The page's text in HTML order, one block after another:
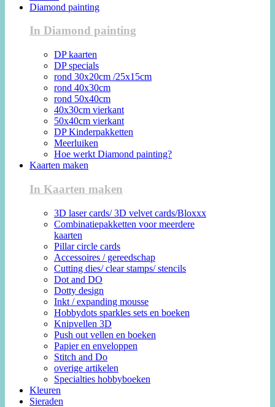
Diamond painting
In Diamond painting
DP kaarten
DP specials
rond 30x20cm /25x15cm
rond 40x30cm
rond 50x40cm
40x30cm vierkant
50x40cm vierkant
DP Kinderpakketten
Meerluiken
Hoe werkt Diamond painting?
Kaarten maken
In Kaarten maken
3D laser cards/ 3D velvet cards/Bloxxx
Combinatiepakketten voor meerdere
kaarten
Pillar circle cards
Accessoires / gereedschap
Cutting dies/ clear stamps/ stencils
Dot and DO
Dotty design
Inkt / expanding mousse
Hobbydots sparkles sets en boeken
Knipvellen 3D
Push out vellen en boeken
Papier en enveloppen
Stitch and Do
overige artikelen
Specialties hobbyboeken
Kleuren
Sieraden